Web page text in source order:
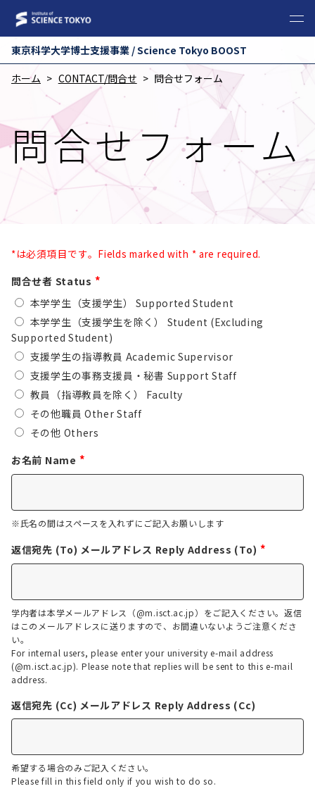
東京科学⼤学博⼠⽀援事業 / Science Tokyo BOOST
ホーム
CONTACT/問合せ 問合せフォーム
問合せフォーム
*は必須項目です。Fields marked with * are required.
問合せ者 Status *
本学学生（支援学生） Supported Student
本学学生（支援学生を除く） Student (Excluding
Supported Student)
支援学生の指導教員 Academic Supervisor
支援学生の事務支援員・秘書 Support Staff
教員（指導教員を除く） Faculty
その他職員 Other Staff
その他 Others
お名前 Name *
※氏名の間はスペースを入れずにご記入お願いします
返信宛先 (To) メールアドレス Reply Address (To) *
学内者は本学メールアドレス（@m.isct.ac.jp）をご記入ください。返信
はこのメールアドレスに送りますので、お間違いないようご注意くださ
い。
For internal users, please enter your university e-mail address
(@m.isct.ac.jp). Please note that replies will be sent to this e-mail
address.
返信宛先 (Cc) メールアドレス Reply Address (Cc)
希望する場合のみご記入ください。
Please fill in this field only if you wish to do so.